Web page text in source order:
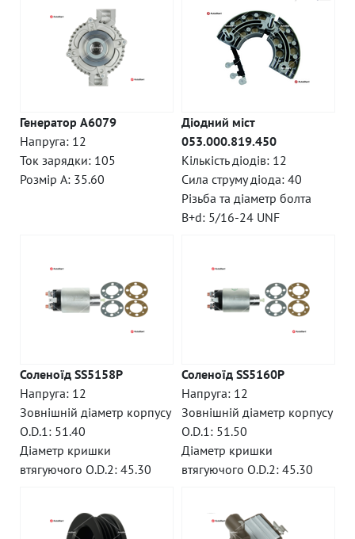
Генератор A6079
Напруга: 12
Ток зарядки: 105
Розмір A: 35.60
Діодний міст
053.000.819.450
Кількість діодів: 12
Сила струму діода: 40
Різьба та діаметр болта
B+d: 5/16-24 UNF
Соленоїд SS5158P
Напруга: 12
Зовнішній діаметр корпусу
O.D.1: 51.40
Діаметр кришки
втягуючого O.D.2: 45.30
Соленоїд SS5160P
Напруга: 12
Зовнішній діаметр корпусу
O.D.1: 51.50
Діаметр кришки
втягуючого O.D.2: 45.30